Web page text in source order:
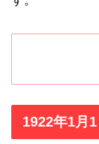
1922年1月